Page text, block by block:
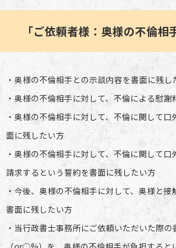
「ご依頼者様：奥様の不倫相
・奥様の不倫相手との示談内容を書面に残し
・奥様の不倫相手に対して、不倫による慰謝
・奥様の不倫相手に対して、不倫に関して
面に残したい方
・奥様の不倫相手に対して、不倫に関して
請求するという誓約を書面に残したい方
・今後、奥様の不倫相手に対して、奥様と
書面に残したい方
・当行政書士事務所にご依頼いただいた際